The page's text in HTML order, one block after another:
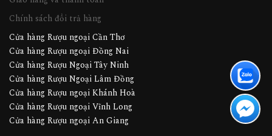
Chính sách đổi trả hàng
Cửa hàng Rượu ngoại Cần Thơ
Cửa hàng Rượu ngoại Đồng Nai
Cửa hàng Rượu Ngoại Tây Ninh
Cửa hàng Rượu Ngoại Lâm Đồng
Cửa hàng Rượu ngoại Khánh Hoà
Cửa hàng Rượu ngoại Vĩnh Long
Cửa hàng Rượu ngoại An Giang